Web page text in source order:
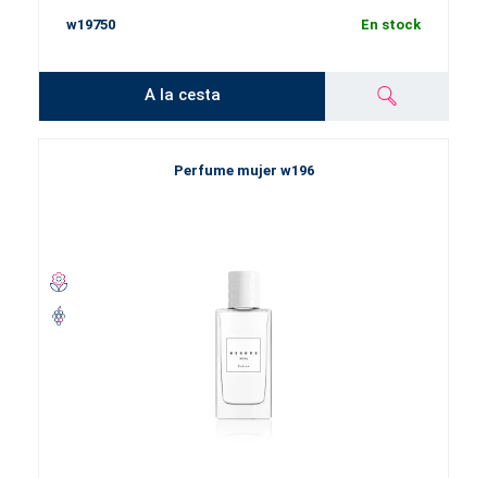
w19750 En stock
A la cesta
Perfume mujer w196